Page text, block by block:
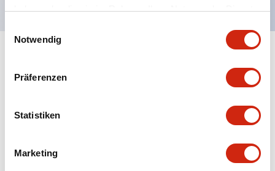
haben oder die sie im Rahmen Ihrer Nutzung der Dienste
Notwendig
Präferenzen
Statistiken
Marketing
Electrical Specifications (rated illuminated